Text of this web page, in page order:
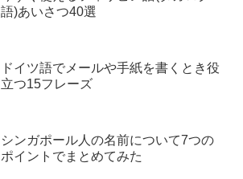
語)あいさつ40選
ドイツ語でメールや手紙を書くとき役
立つ15フレーズ
シンガポール人の名前について7つの
ポイントでまとめてみた